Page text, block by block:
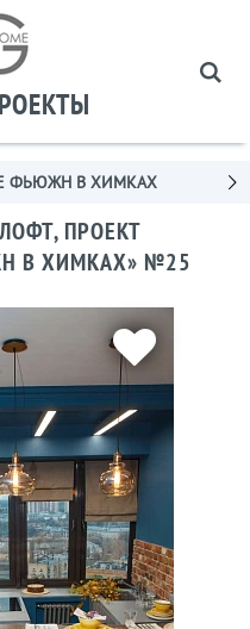
ФЬЮЖН В ХИМКАХ
ПРОЕКТ
В ХИМКАХ» №25